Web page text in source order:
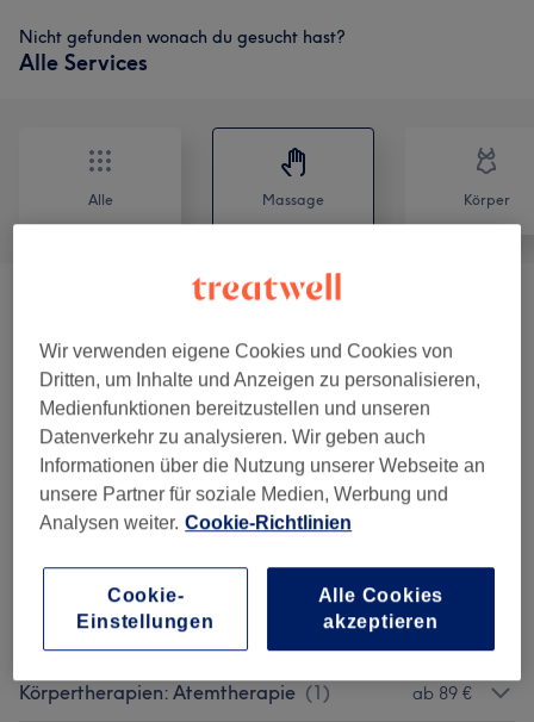
Nicht gefunden wonach du gesucht hast?
Alle Services
Alle Massage Körper
Teilkörpermassagen - Rücken, Kopf,
Füße (3)
ab 47 €
Ayurveda-Behandlungen Und
Massagen (5)
ab 47 €
SSW 12) (4)
Gesichtsbehandlungen ab 47 €
Körpertherapien: Atemtherapie (1) ab 89 €
Wir verwenden eigene Cookies und Cookies von
Dritten, um Inhalte und Anzeigen zu personalisieren,
Medienfunktionen bereitzustellen und unseren
Datenverkehr zu analysieren. Wir geben auch
Informationen über die Nutzung unserer Webseite an
unsere Partner für soziale Medien, Werbung und
Analysen weiter. Cookie-Richtlinien
Cookie-
Einstellungen
Alle Cookies
akzeptieren